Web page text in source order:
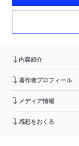
内容紹介
著作者プロフィール
メディア情報
感想をおくる